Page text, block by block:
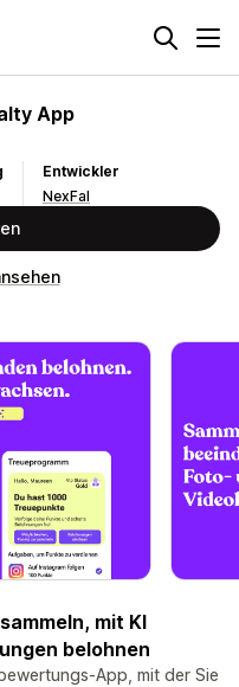
App
Entwickler
NexFal
mit KI
belohnen
App, mit der Sie